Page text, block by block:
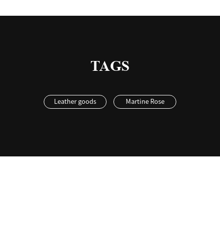
TAGS
Leather goods Martine Rose